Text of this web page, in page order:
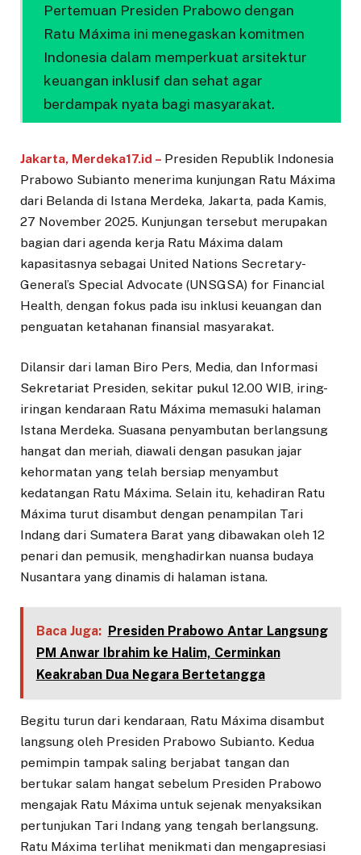
Pertemuan Presiden Prabowo dengan
Ratu Máxima ini menegaskan komitmen
Indonesia dalam memperkuat arsitektur
keuangan inklusif dan sehat agar
berdampak nyata bagi masyarakat.
Jakarta, Merdeka17.id – Presiden Republik Indonesia
Prabowo Subianto menerima kunjungan Ratu Máxima
dari Belanda di Istana Merdeka, Jakarta, pada Kamis,
27 November 2025. Kunjungan tersebut merupakan
bagian dari agenda kerja Ratu Máxima dalam
kapasitasnya sebagai United Nations Secretary-
General’s Special Advocate (UNSGSA) for Financial
Health, dengan fokus pada isu inklusi keuangan dan
penguatan ketahanan finansial masyarakat.
Dilansir dari laman Biro Pers, Media, dan Informasi
Sekretariat Presiden, sekitar pukul 12.00 WIB, iring-
iringan kendaraan Ratu Máxima memasuki halaman
Istana Merdeka. Suasana penyambutan berlangsung
hangat dan meriah, diawali dengan pasukan jajar
kehormatan yang telah bersiap menyambut
kedatangan Ratu Máxima. Selain itu, kehadiran Ratu
Máxima turut disambut dengan penampilan Tari
Indang dari Sumatera Barat yang dibawakan oleh 12
penari dan pemusik, menghadirkan nuansa budaya
Nusantara yang dinamis di halaman istana.
Baca Juga: Presiden Prabowo Antar Langsung
PM Anwar Ibrahim ke Halim, Cerminkan
Keakraban Dua Negara Bertetangga
Begitu turun dari kendaraan, Ratu Máxima disambut
langsung oleh Presiden Prabowo Subianto. Kedua
pemimpin tampak saling berjabat tangan dan
bertukar salam hangat sebelum Presiden Prabowo
mengajak Ratu Máxima untuk sejenak menyaksikan
pertunjukan Tari Indang yang tengah berlangsung.
Ratu Máxima terlihat menikmati dan mengapresiasi